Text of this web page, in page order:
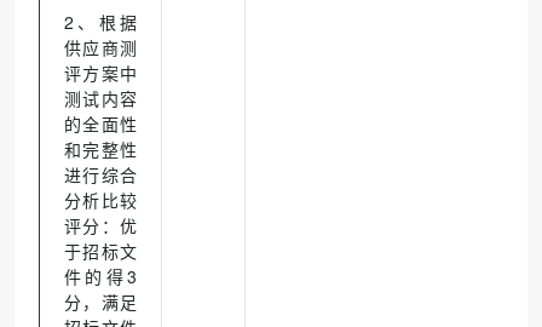
2、根据
供应商测
评方案中
测试内容
的全面性
和完整性
进行综合
分析比较
评分：优
于招标文
件的得3
分，满足